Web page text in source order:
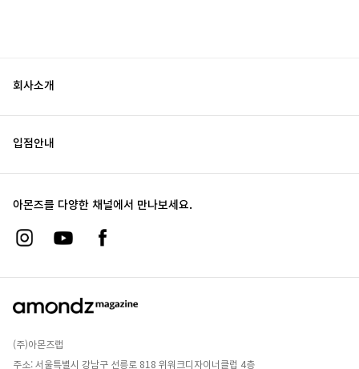
회사소개
입점안내
아몬즈를 다양한 채널에서 만나보세요.
(주)아몬즈랩
주소: 서울특별시 강남구 선릉로 818 위워크디자이너클럽 4층